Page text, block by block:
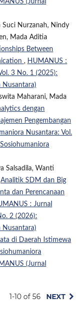
(Jurnal
Suci Nurzanah, Nindy
Mada Aditia
Between
, HUMANUS :
3 No. 1 (2025):
Nusantara)
Maharani, Mada
dengan
Pengembangan
Nusantara: Vol.
Salsadila, Wanti
Analitik SDM dan Big
dan Perencanaan
: Jurnal
2 (2026):
Nusantara)
di Daerah Istimewa
(Jurnal
1-10 of 56 NEXT